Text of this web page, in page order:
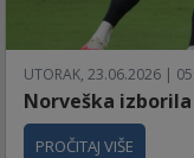
UTORAK, 23.06.2026 |
Norveška
PROČITAJ VIŠE